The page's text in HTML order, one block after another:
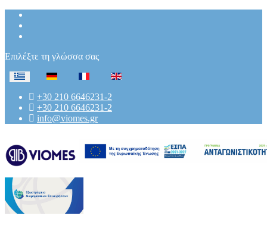
Επιλέξτε τη γλώσσα σας
+30 210 6646231-2
+30 210 6646231-2
info@viomes.gr